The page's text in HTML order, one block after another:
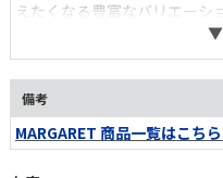
えたくなる豊富なバリエーシ
合わせることで、統一感のあ
愉しめます。
備考
MARGARET 商品一覧はこち